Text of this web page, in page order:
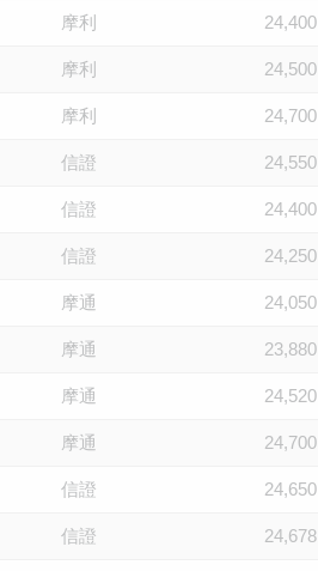
摩利 24,400
摩利 24,500
摩利 24,700
信證 24,550
信證 24,400
信證 24,250
摩通 24,050
摩通 23,880
摩通 24,520
摩通 24,700
信證 24,650
信證 24,678